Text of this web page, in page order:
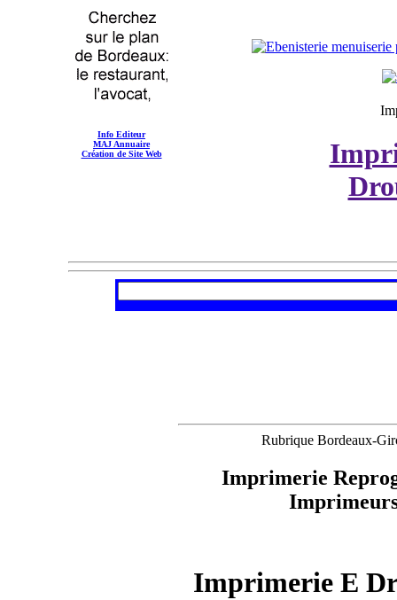
Info Editeur
MAJ Annuaire
Création de Site Web
Rubrique Bordeaux-
Imprimerie
Imprimerie E